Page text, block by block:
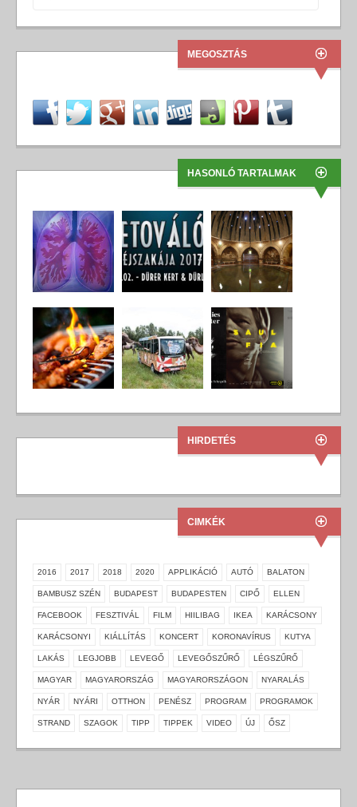
MEGOSZTÁS
HASONLÓ TARTALMAK
HIRDETÉS
CIMKÉK
2016 2017 2018 2020 APPLIKÁCIÓ AUTÓ BALATON
BAMBUSZ SZÉN BUDAPEST BUDAPESTEN CIPŐ ELLEN
FACEBOOK FESZTIVÁL FILM HIILIBAG IKEA KARÁCSONY
KARÁCSONYI KIÁLLÍTÁS KONCERT KORONAVÍRUS KUTYA
LAKÁS LEGJOBB LEVEGŐ LEVEGŐSZŰRŐ LÉGSZŰRŐ
MAGYAR MAGYARORSZÁG MAGYARORSZÁGON NYARALÁS
NYÁR NYÁRI OTTHON PENÉSZ PROGRAM PROGRAMOK
STRAND SZAGOK TIPP TIPPEK VIDEO ÚJ ŐSZ